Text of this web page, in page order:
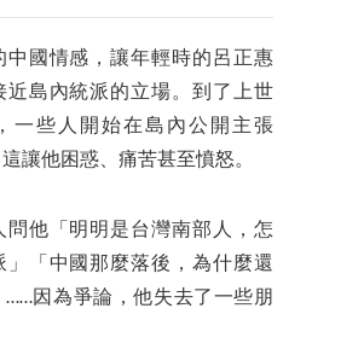
中國情感，讓年輕時的呂正惠
近島內統派的立場。到了上世
一些人開始在島內公開主張
這讓他困惑、痛苦甚至憤怒。
問他「明明是台灣南部人，怎
」「中國那麼落後，為什麼還
……因為爭論，他失去了一些朋